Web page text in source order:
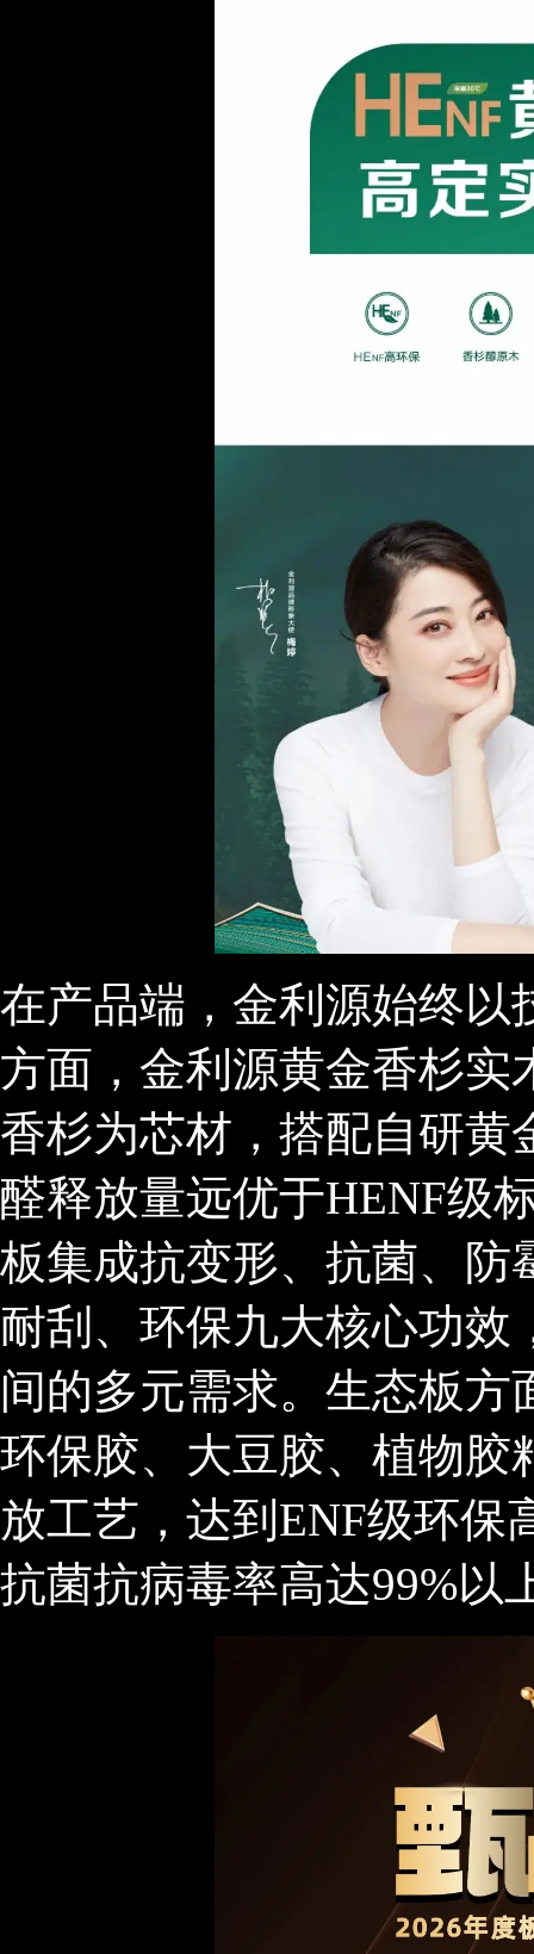
在产品端，金利源始终以
方面，金利源黄金香杉实
香杉为芯材，搭配自研黄
醛释放量远优于HENF级
板集成抗变形、抗菌、防
耐刮、环保九大核心功
间的多元需求。生态板方
环保胶、大豆胶、植物胶
放工艺，达到ENF级环保
抗菌抗病毒率高达99%以